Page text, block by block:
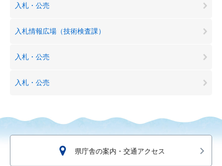
入札・公売
入札情報広場（技術検査課）
入札・公売
入札・公売
県庁舎の案内・交通アクセス